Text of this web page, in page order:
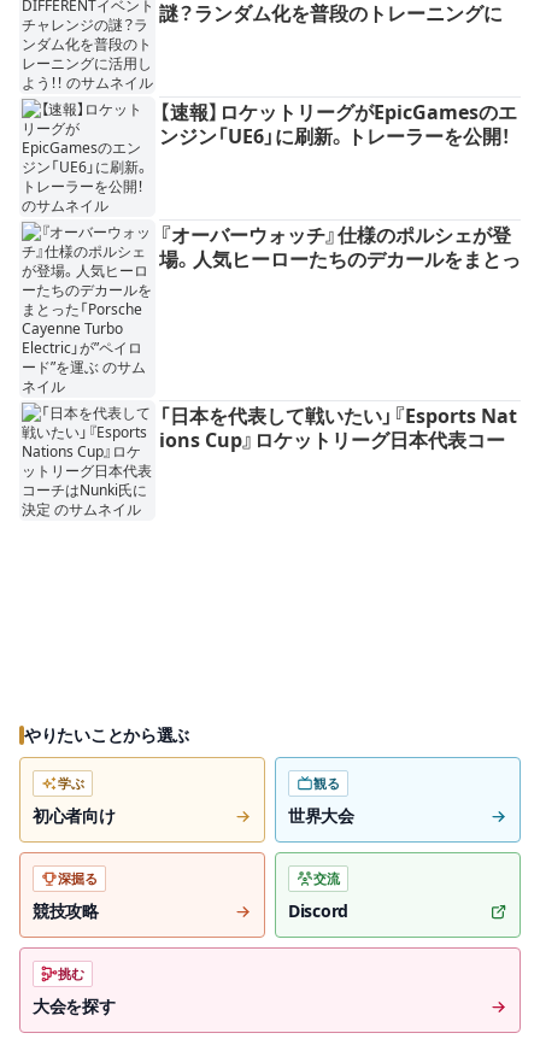
謎？ランダム化を普段のトレーニングに
【速報】ロケットリーグがEpicGamesのエ
ンジン「UE6」に刷新。トレーラーを公開！
『オーバーウォッチ』仕様のポルシェが登
場。人気ヒーローたちのデカールをまとっ
「日本を代表して戦いたい」『Esports Nat
ions Cup』ロケットリーグ日本代表コー
やりたいことから選ぶ
学ぶ
初心者向け
観る
世界大会
深掘る
競技攻略
交流
Discord
挑む
大会を探す